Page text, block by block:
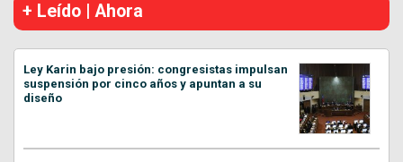
+ Leído | Ahora
Ley Karin bajo presión: congresistas impulsan
suspensión por cinco años y apuntan a su
diseño